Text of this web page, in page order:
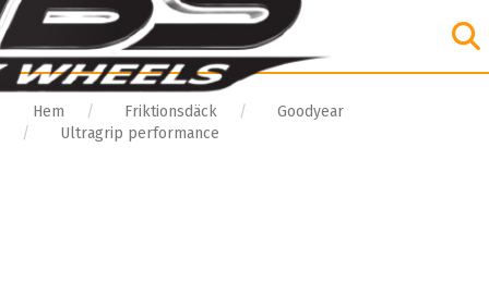
Hem Friktionsdäck
Goodyear
Ultragrip performance